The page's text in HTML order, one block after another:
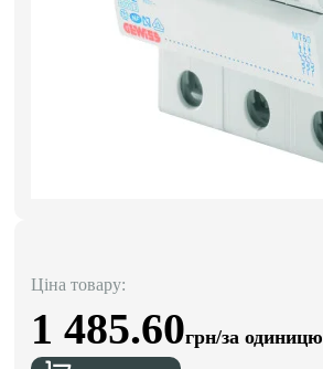
Ціна товару:
1 485.60грн/за одиницю